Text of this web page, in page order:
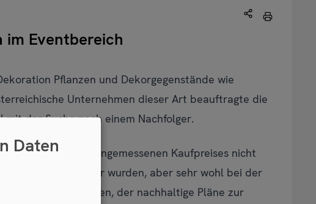
Eventbereich
Pflanzen und Dekorgegenstände wie
Unternehmen dieser Art beauftragte die
der Suche nach einem Nachfolger.
Erzielen eines angemessenen Kaufpreises nicht
wesentlich weniger wurden, aber sehr wohl bei der
eines Interessenten, der nachhaltige Pläne zur
Daten